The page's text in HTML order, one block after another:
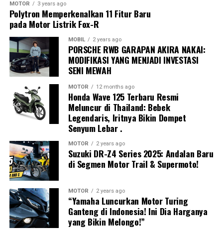
Menurutnya, meningkatnya kompleksitas lalu lintas
membuat teknologi keselamatan aktif menjadi
kebutuhan penting untuk mendukung pengemudi dalam
berbagai kondisi berkendara.
Konsep ini juga sejalan dengan target Perserikatan
Bangsa-Bangsa (PBB) yang mendorong peningkatan
standar keselamatan kendaraan secara global pada
tahun 2030. Di Indonesia, upaya tersebut turut
diperkuat melaluiRencana Umum Nasional
Keselamatan (RUNK)yang menempatkan keselamatan
kendaraan sebagai salah satu pilar utama transportasi
nasional.
Edukasi Keselamatan dan Program
Sosial Bosch
Selain memperagakan teknologi keselamatan modern,
Exclusive Media Day juga menjadi kesempatan bagi
media untuk melihat lebih dekat berbagai peluncuran
kendaraan baru, teknologi terkini, hingga strategi para
pabrikan dalam menghadapi persaingan industri
otomotif yang semakin kompetitif.
GIIAS Jadi Barometer Industri
Otomotif Nasional
Sebagai salah satu pameran otomotif terbesar di Asia
Tenggara, GIIAS tidak hanya menjadi ajang peluncuran
produk baru, tetapi juga menjadi indikator
perkembangan industri otomotif Indonesia.
Berbagai merek otomotif global memanfaatkan
MOTOR 3 years ago
Polytron Memperkenalkan 11 Fitur Baru
pada Motor Listrik Fox-R
MOBIL 2 years ago
PORSCHE RWB GARAPAN AKIRA NAKAI:
MODIFIKASI YANG MENJADI INVESTASI
SENI MEWAH
MOTOR 12 months ago
Honda Wave 125 Terbaru Resmi
Meluncur di Thailand: Bebek
Legendaris, Iritnya Bikin Dompet
Senyum Lebar .
MOTOR 2 years ago
Suzuki DR-Z4 Series 2025: Andalan Baru
di Segmen Motor Trail & Supermoto!
MOTOR 2 years ago
“Yamaha Luncurkan Motor Turing
Ganteng di Indonesia! Ini Dia Harganya
yang Bikin Melongo!”